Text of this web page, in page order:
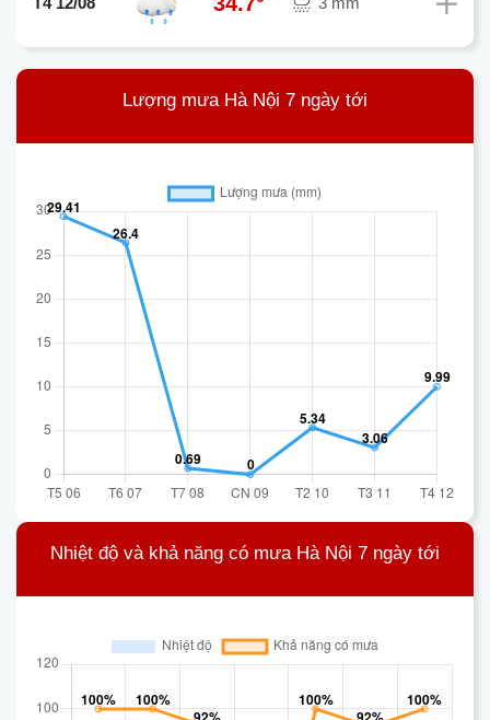
Lượng mưa Hà Nội 7 ngày tới
Nhiệt độ và khả năng có mưa Hà Nội 7 ngày tới